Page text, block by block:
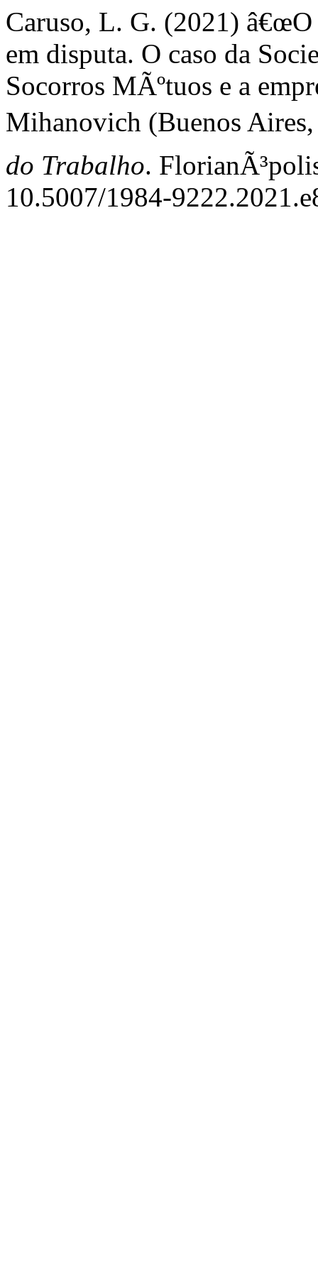
Caruso, L. G. (2021)
em disputa. O caso da
Socorros MÃºtuos e a
Mihanovich (Buenos Aires,
do Trabalho.
10.5007/1984-